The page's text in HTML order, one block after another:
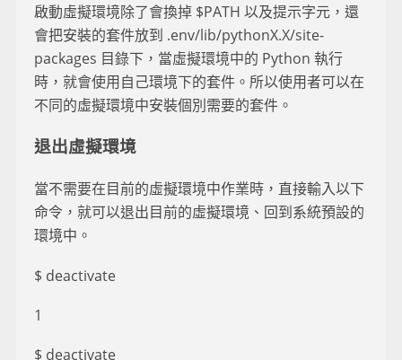
啟動虛擬環境除了會換掉 $PATH 以及提示字元，還
會把安裝的套件放到 .env/lib/pythonX.X/site-
packages 目錄下，當虛擬環境中的 Python 執行
時，就會使用自己環境下的套件。所以使用者可以在
不同的虛擬環境中安裝個別需要的套件。
退出虛擬環境
當不需要在目前的虛擬環境中作業時，直接輸入以下
命令，就可以退出目前的虛擬環境、回到系統預設的
環境中。
$ deactivate
1
$ deactivate